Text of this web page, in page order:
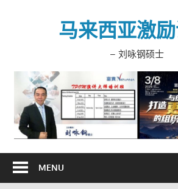
马来西亚激
– 刘咏钢硕士
MENU